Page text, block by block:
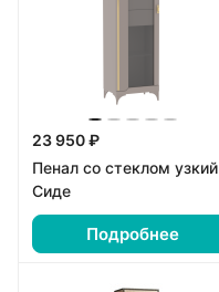
23 950 ₽
Пенал со стеклом узкий
Сиде
Подробнее